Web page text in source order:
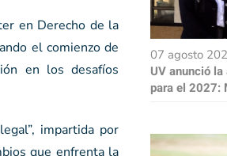
en Derecho de la
el comienzo de
en los desafíos
impartida por
que enfrenta la
07 agosto
UV anunció
para el 2027: